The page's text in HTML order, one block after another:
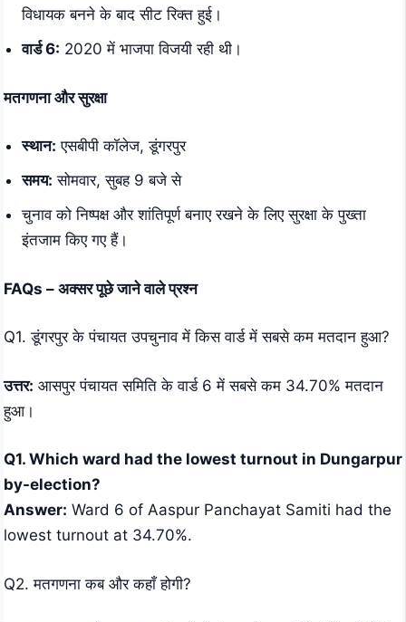
विधायक बनने के बाद सीट रिक्त हुई।
वार्ड 6: 2020 में भाजपा विजयी रही थी।
मतगणना और सुरक्षा
स्थान: एसबीपी कॉलेज, डूंगरपुर
समय: सोमवार, सुबह 9 बजे से
चुनाव को निष्पक्ष और शांतिपूर्ण बनाए रखने के लिए सुरक्षा के पुख्ता
इंतजाम किए गए हैं।
FAQs – अक्सर पूछे जाने वाले प्रश्न
Q1. डूंगरपुर के पंचायत उपचुनाव में किस वार्ड में सबसे कम मतदान हुआ?
उत्तर: आसपुर पंचायत समिति के वार्ड 6 में सबसे कम 34.70% मतदान
हुआ।
Q1. Which ward had the lowest turnout in Dungarpur
by-election?
Answer: Ward 6 of Aaspur Panchayat Samiti had the
lowest turnout at 34.70%.
Q2. मतगणना कब और कहाँ होगी?